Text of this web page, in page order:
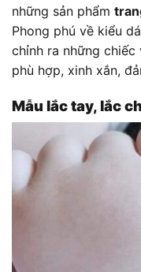
những sản phẩm
Phong phú về kiểu
chỉnh ra những
phù hợp, xinh xắn,
Mẫu lắc tay, lắc